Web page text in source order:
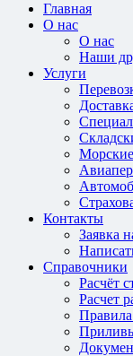
Главная
О нас
О нас
Наши
Услуги
Морские
Контакты
Заявка
Справочники
Расчёт
Расчет